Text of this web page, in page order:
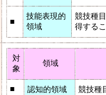
■
技能表現的
領域
競技種
得する
対
象
領域
■ 認知的領域 競技種